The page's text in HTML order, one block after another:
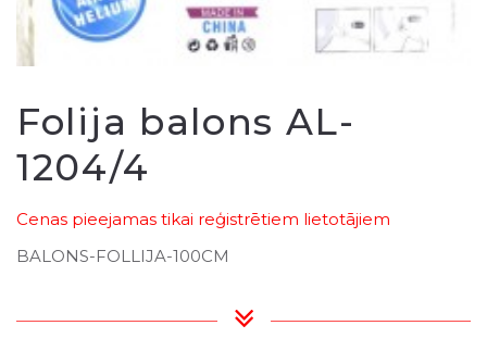
Folija balons AL-
1204/4
Cenas pieejamas tikai reģistrētiem lietotājiem
BALONS-FOLLIJA-100CM